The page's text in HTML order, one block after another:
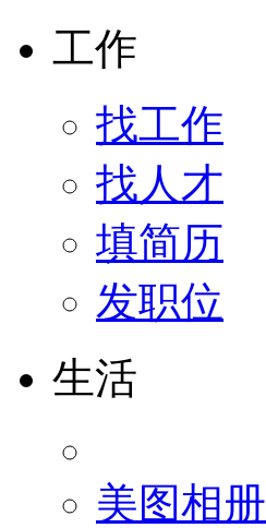
工作
找工作
找人才
填简历
发职位
生活
美图相册